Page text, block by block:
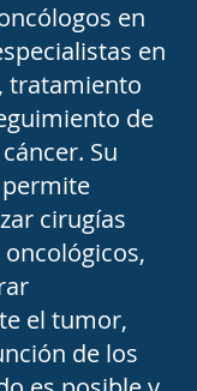
no
el
de los
la mejor
posible.
de
invasivas,
en
en
tratamiento
de
Su
cirugías
el tumor,
de los